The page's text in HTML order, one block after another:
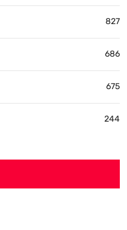
827
686
675
244